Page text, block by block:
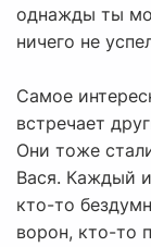
однажды ты
ничего не
Самое
встречает
Они тоже
Вася. Каждый
кто-то
ворон, кто-то